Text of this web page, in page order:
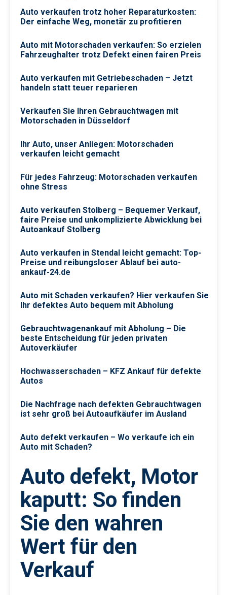
Auto verkaufen trotz hoher Reparaturkosten:
Der einfache Weg, monetär zu profitieren
Auto mit Motorschaden verkaufen: So erzielen
Fahrzeughalter trotz Defekt einen fairen Preis
Auto verkaufen mit Getriebeschaden – Jetzt
handeln statt teuer reparieren
Verkaufen Sie Ihren Gebrauchtwagen mit
Motorschaden in Düsseldorf
Ihr Auto, unser Anliegen: Motorschaden
verkaufen leicht gemacht
Für jedes Fahrzeug: Motorschaden verkaufen
ohne Stress
Auto verkaufen Stolberg – Bequemer Verkauf,
faire Preise und unkomplizierte Abwicklung bei
Autoankauf Stolberg
Auto verkaufen in Stendal leicht gemacht: Top-
Preise und reibungsloser Ablauf bei auto-
ankauf-24.de
Auto mit Schaden verkaufen? Hier verkaufen Sie
Ihr defektes Auto bequem mit Abholung
Gebrauchtwagenankauf mit Abholung – Die
beste Entscheidung für jeden privaten
Autoverkäufer
Hochwasserschaden – KFZ Ankauf für defekte
Autos
Die Nachfrage nach defekten Gebrauchtwagen
ist sehr groß bei Autoaufkäufer im Ausland
Auto defekt verkaufen – Wo verkaufe ich ein
Auto mit Schaden?
Auto defekt, Motor
kaputt: So finden
Sie den wahren
Wert für den
Verkauf